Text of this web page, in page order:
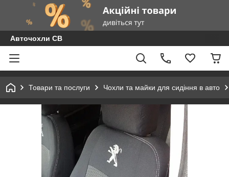
Авточохли СВ
Товари та послуги Чохли та майки для сидіння в авто